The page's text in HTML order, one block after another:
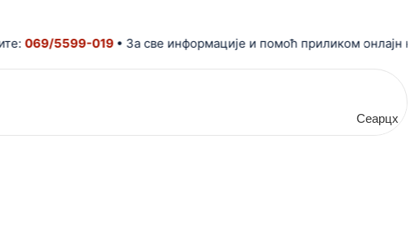
5599-019• За све информације и помоћ приликом онлајн
Сеарцх